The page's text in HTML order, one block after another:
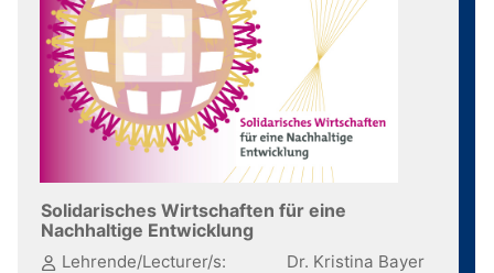
Solidarisches Wirtschaften für eine
Nachhaltige Entwicklung
Lehrende/Lecturer/s:
Dr. Kristina Bayer